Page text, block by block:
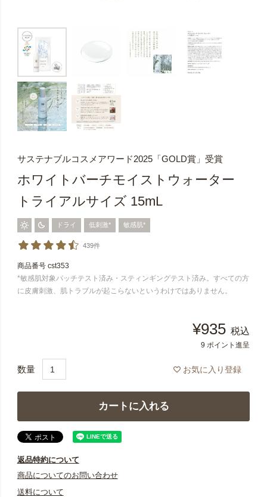
サステナブルコスメアワード2025「GOLD賞」受賞
ホワイトバーチモイストウォーター
トライアルサイズ 15mL
ドライ 低刺激* 敏感肌*
439件
商品番号 cst353
*敏感肌対象パッチテスト済み・スティンギングテスト済み。すべての方
に皮膚刺激、肌トラブルが起こらないというわけではありません。
¥935 税込
9 ポイント進呈
お気に入り登録
カートに入れる
返品特約について
商品についてのお問い合わせ
送料について